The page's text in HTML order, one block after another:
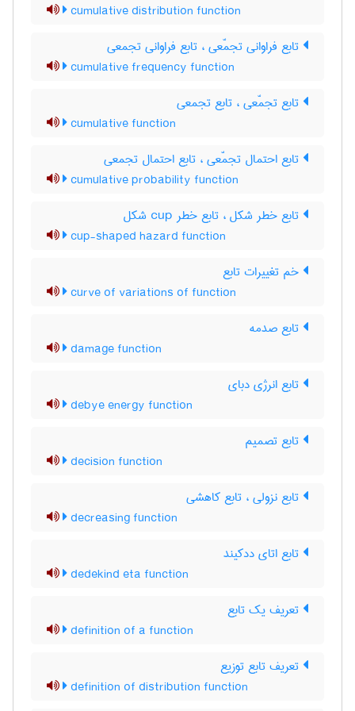
cumulative distribution function
تابع فراوانی تجمّعی ، تابع فراوانی تجمعی
cumulative frequency function
تابع تجمّعی ، تابع تجمعی
cumulative function
تابع احتمال تجمّعی ، تابع احتمال تجمعی
cumulative probability function
تابع خطر شکل ، تابع خطر ‌c‌u‌p شکل
cup-shaped hazard function
خم تغییرات تابع
curve of variations of function
تابع صدمه
damage function
تابع انرژی دبای
debye energy function
تابع تصمیم
decision function
تابع نزولی ، تابع کاهشی
decreasing function
تابع اتای ددکیند
dedekind eta function
تعریف یک تابع
definition of a function
تعریف تابع توزیع
definition of distribution function